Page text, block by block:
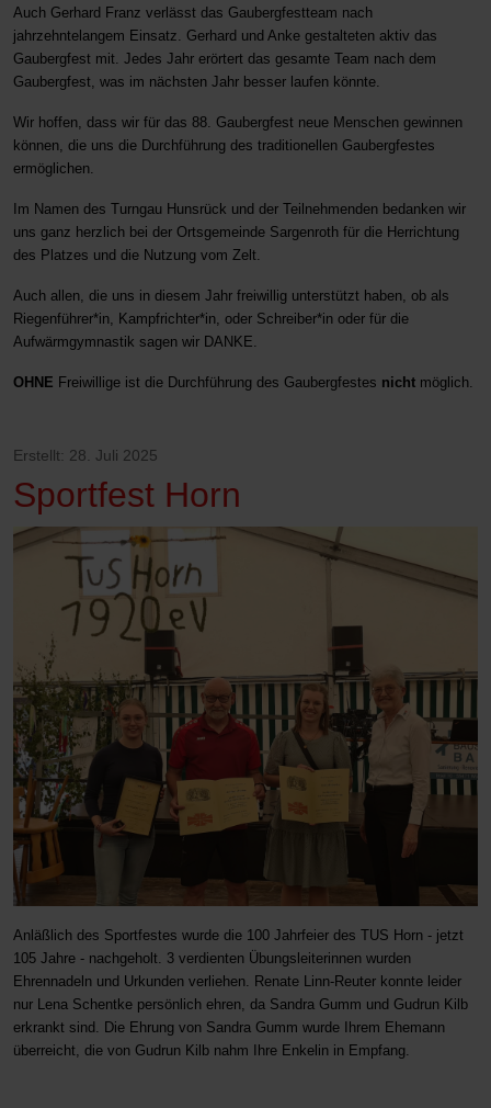
Auch Gerhard Franz verlässt das Gaubergfestteam nach
jahrzehntelangem Einsatz. Gerhard und Anke gestalteten aktiv das
Gaubergfest mit. Jedes Jahr erörtert das gesamte Team nach dem
Gaubergfest, was im nächsten Jahr besser laufen könnte.
Wir hoffen, dass wir für das 88. Gaubergfest neue Menschen gewinnen
können, die uns die Durchführung des traditionellen Gaubergfestes
ermöglichen.
Im Namen des Turngau Hunsrück und der Teilnehmenden bedanken wir
uns ganz herzlich bei der Ortsgemeinde Sargenroth für die Herrichtung
des Platzes und die Nutzung vom Zelt.
Auch allen, die uns in diesem Jahr freiwillig unterstützt haben, ob als
Riegenführer*in, Kampfrichter*in, oder Schreiber*in oder für die
Aufwärmgymnastik sagen wir DANKE.
OHNE Freiwillige ist die Durchführung des Gaubergfestes nicht möglich.
Erstellt: 28. Juli 2025
Sportfest Horn
Anläßlich des Sportfestes wurde die 100 Jahrfeier des TUS Horn - jetzt
105 Jahre - nachgeholt. 3 verdienten Übungsleiterinnen wurden
Ehrennadeln und Urkunden verliehen. Renate Linn-Reuter konnte leider
nur Lena Schentke persönlich ehren, da Sandra Gumm und Gudrun Kilb
erkrankt sind. Die Ehrung von Sandra Gumm wurde Ihrem Ehemann
überreicht, die von Gudrun Kilb nahm Ihre Enkelin in Empfang.